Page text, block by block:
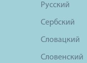
Русский
Сербский
Словацкий
Словенский